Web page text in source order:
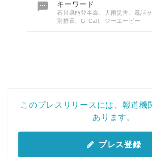
 キーワード
石川県能登半島、大雨災害、電話
別措置、G-Call、ジーエーピー
このプレスリリースには、報道機
あります。
プレス登録